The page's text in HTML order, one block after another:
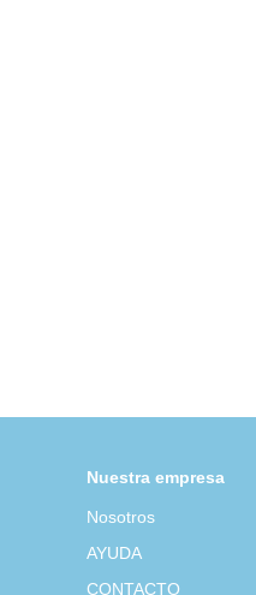
Nuestra empresa
Nosotros
AYUDA
CONTACTO